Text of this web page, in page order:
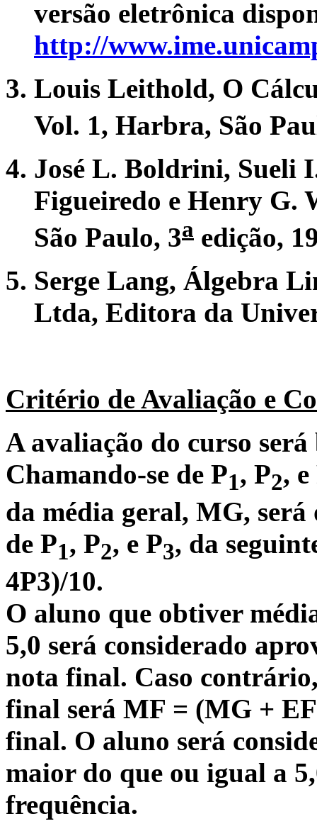
versão eletrônica
http://
Louis Leithold, O
Vol. 1, Harbra, São
José L. Boldrini, Sueli
Figueiredo e Henry G.
São Paulo, 3a edição,
Serge Lang, Álgebra
Ltda, Editora da
Critério de Avaliação e
A avaliação do curso
Chamando-se de P1, P2, e
da média geral, MG,
de P1, P2, e P3, da
4P3)/10.
O aluno que obtiver
5,0 será considerado
nota final. Caso
final será MF = (MG +
final. O aluno será
maior do que ou igual a
frequência.